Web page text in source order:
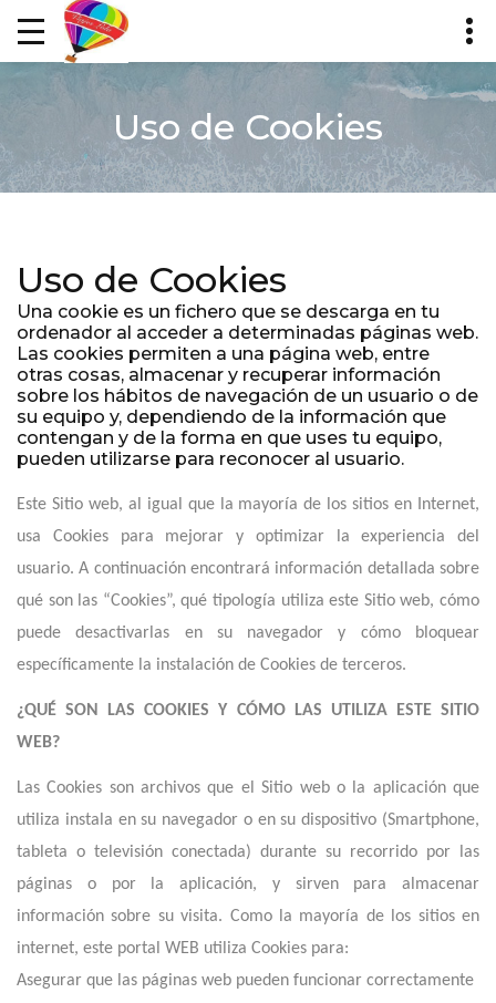
Uso de Cookies
Uso de Cookies
Una cookie es un fichero que se descarga en tu
ordenador al acceder a determinadas páginas web.
Las cookies permiten a una página web, entre
otras cosas, almacenar y recuperar información
sobre los hábitos de navegación de un usuario o de
su equipo y, dependiendo de la información que
contengan y de la forma en que uses tu equipo,
pueden utilizarse para reconocer al usuario.
Este Sitio web, al igual que la mayoría de los sitios en Internet,
usa Cookies para mejorar y optimizar la experiencia del
usuario. A continuación encontrará información detallada sobre
qué son las “Cookies”, qué tipología utiliza este Sitio web, cómo
puede desactivarlas en su navegador y cómo bloquear
específicamente la instalación de Cookies de terceros.
¿QUÉ SON LAS COOKIES Y CÓMO LAS UTILIZA ESTE SITIO
WEB?
Las Cookies son archivos que el Sitio web o la aplicación que
utiliza instala en su navegador o en su dispositivo (Smartphone,
tableta o televisión conectada) durante su recorrido por las
páginas o por la aplicación, y sirven para almacenar
información sobre su visita. Como la mayoría de los sitios en
internet, este portal WEB utiliza Cookies para:
Asegurar que las páginas web pueden funcionar correctamente